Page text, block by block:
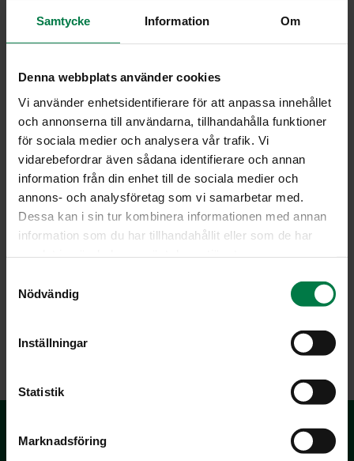
Samtycke Information Om
Denna webbplats använder cookies
Vi använder enhetsidentifierare för att anpassa innehållet
och annonserna till användarna, tillhandahålla funktioner
för sociala medier och analysera vår trafik. Vi
vidarebefordrar även sådana identifierare och annan
information från din enhet till de sociala medier och
annons- och analysföretag som vi samarbetar med.
Dessa kan i sin tur kombinera informationen med annan
information som du har tillhandahållit eller som de har
Nödvändig
Inställningar
Statistik
Marknadsföring
LATAA